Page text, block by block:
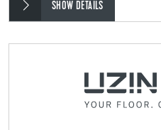
SHOW DETAILS